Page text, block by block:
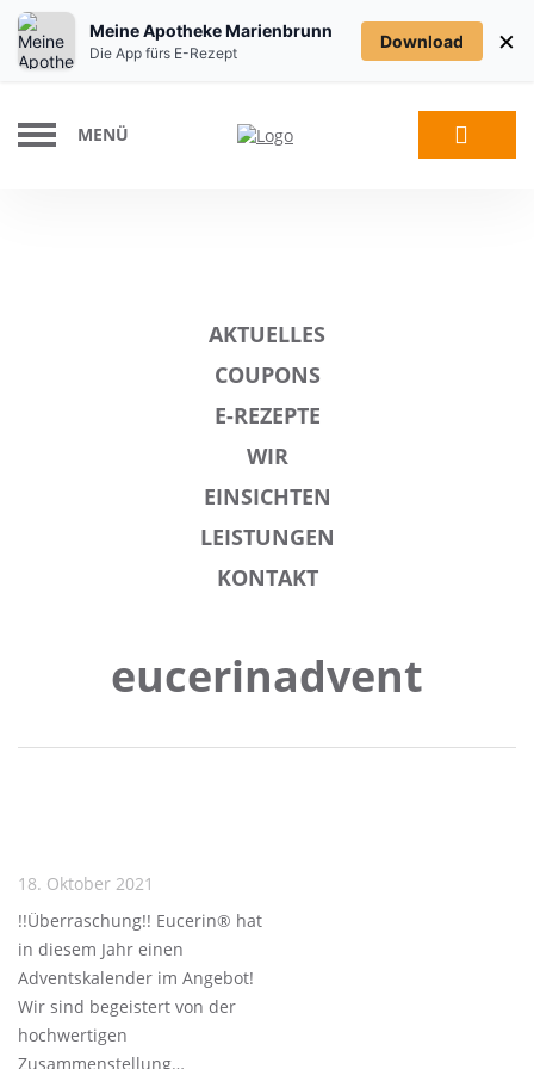
MENÜ
AKTUELLES
COUPONS
E-REZEPTE
WIR
EINSICHTEN
LEISTUNGEN
KONTAKT
eucerinadvent
18. Oktober 2021
!!Überraschung!! Eucerin® hat
in diesem Jahr einen
Adventskalender im Angebot!
Wir sind begeistert von der
hochwertigen
Zusammenstellung…
Meine Apotheke Marienbrunn
Die App fürs E-Rezept
Download ×